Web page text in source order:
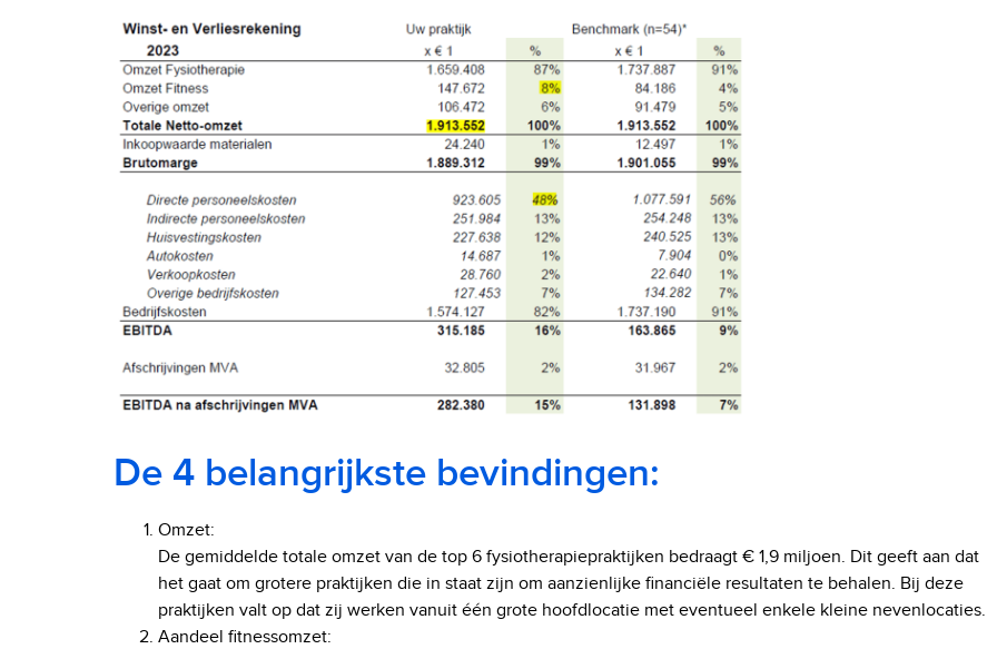
De 4 belangrijkste bevindingen:
Omzet:
De gemiddelde totale omzet van de top 6 fysiotherapiepraktijken bedraagt € 1,9 miljoen. Dit geeft aan dat
het gaat om grotere praktijken die in staat zijn om aanzienlijke financiële resultaten te behalen. Bij deze
praktijken valt op dat zij werken vanuit één grote hoofdlocatie met eventueel enkele kleine nevenlocaties.
Aandeel fitnessomzet: